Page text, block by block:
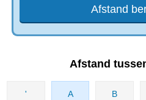
Afstand
' A B